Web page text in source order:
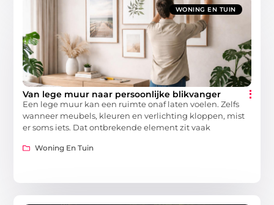
WONING EN TUIN
Van lege muur naar persoonlijke blikvanger
Een lege muur kan een ruimte onaf laten voelen. Zelfs
wanneer meubels, kleuren en verlichting kloppen, mist
er soms iets. Dat ontbrekende element zit vaak
Woning En Tuin